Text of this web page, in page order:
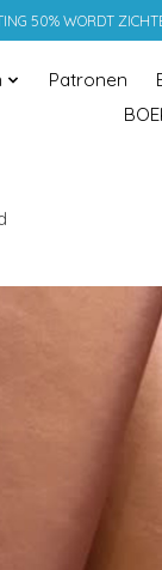
50% WORDT
Patronen